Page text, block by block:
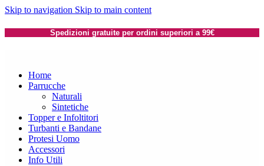
Skip to navigation Skip to main content
Spedizioni gratuite per ordini superiori a 99€
Home
Parrucche
Naturali
Sintetiche
Topper e Infoltitori
Turbanti e Bandane
Protesi Uomo
Accessori
Info Utili